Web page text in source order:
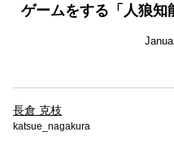
ゲームをする「人狼知
長倉 克枝
katsue_nagakura